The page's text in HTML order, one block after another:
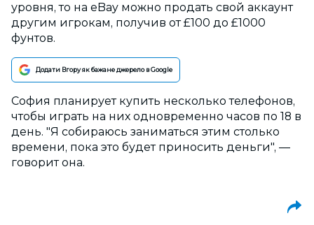
уровня, то на eBay можно продать свой аккаунт
другим игрокам, получив от £100 до £1000
фунтов.
Додати Вгору як бажане джерело в Google
София планирует купить несколько телефонов,
чтобы играть на них одновременно часов по 18 в
день. "Я собираюсь заниматься этим столько
времени, пока это будет приносить деньги", —
говорит она.